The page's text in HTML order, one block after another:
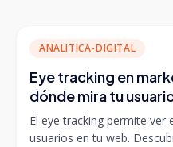
ANALITICA-DIGITAL
Eye tracking en
dónde mira tu
El eye tracking permite
usuarios en tu web.